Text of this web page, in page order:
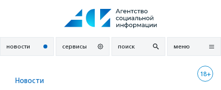
новости сервисы поиск меню
18+
Новости